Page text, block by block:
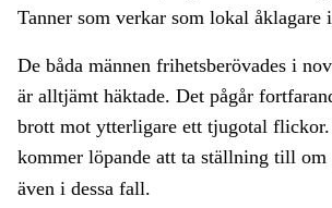
Tanner som verkar som lokal åklagare
De båda männen frihetsberövades i
är alltjämt häktade. Det pågår
brott mot ytterligare ett tjugotal
kommer löpande att ta ställning till om
även i dessa fall.